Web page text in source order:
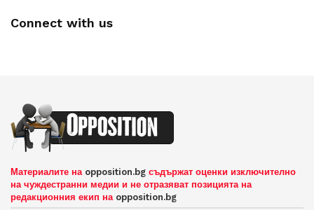
Connect with us
Материалите на opposition.bg съдържат оценки изключително
на чуждестранни медии и не отразяват позицията на
редакционния екип на opposition.bg